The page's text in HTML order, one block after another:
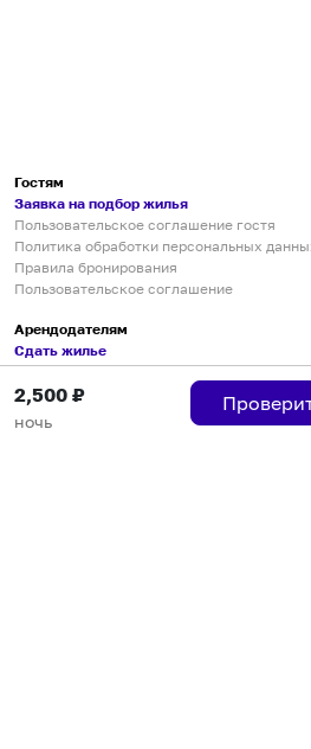
2,500 ₽
ночь
Гостям
Заявка на подбор жилья
Пользовательское соглашение гостя
Политика обработки персональных
Правила бронирования
Пользовательское соглашение
Арендодателям
Сдать жилье
Пользовательское соглашение
Правила публикации объявлений